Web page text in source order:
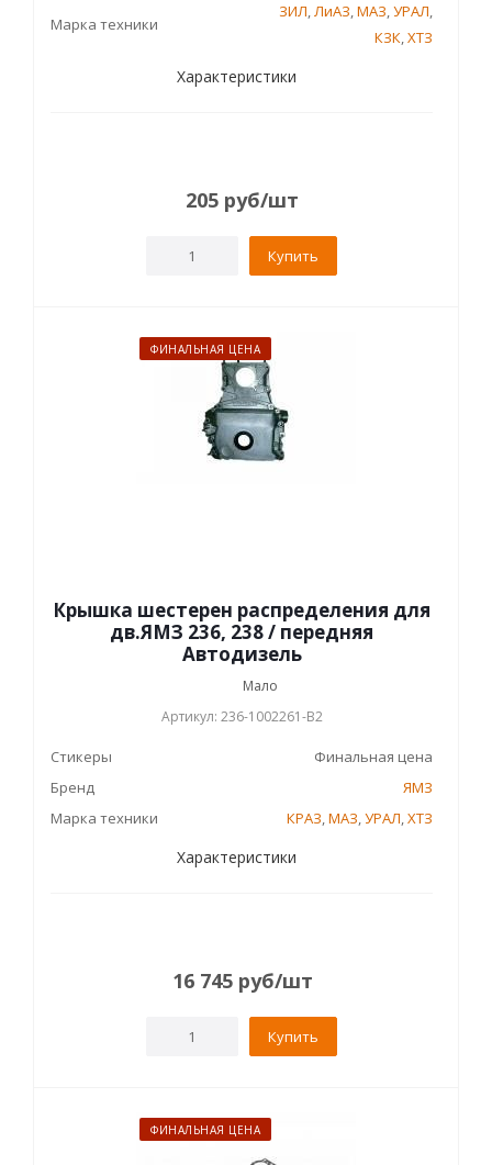
Марка техники
ЗИЛ,ЛиАЗ,МАЗ,УРАЛ,
КЗК,ХТЗ
Характеристики
205 руб/шт
Купить
ФИНАЛЬНАЯ ЦЕНА
Крышка шестерен распределения для
дв.ЯМЗ 236, 238 / передняя
Автодизель
Мало
Артикул: 236-1002261-В2
Стикеры
Финальная цена
Бренд
ЯМЗ
Марка техники
КРАЗ,МАЗ,УРАЛ,ХТЗ
Характеристики
16 745руб/шт
Купить
ФИНАЛЬНАЯ ЦЕНА